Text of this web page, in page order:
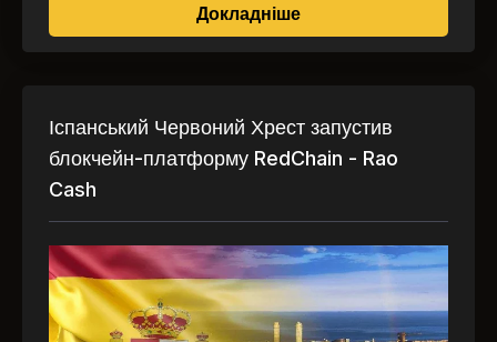
Докладнішепро Глобальний
Іспанський Червоний Хрест запустив
блокчейн-платформу RedChain - Rao
Cash